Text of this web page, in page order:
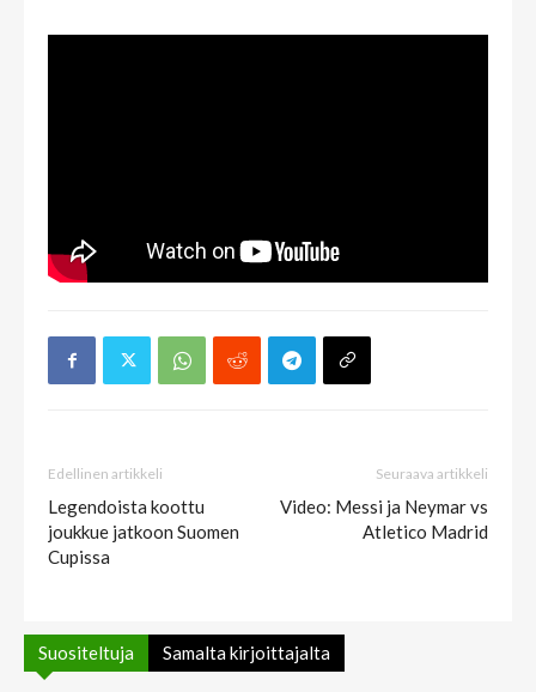
Edellinen artikkeli
Legendoista koottu
joukkue jatkoon Suomen
Cupissa
Seuraava artikkeli
Video: Messi ja Neymar vs
Atletico Madrid
Suositeltuja Samalta kirjoittajalta